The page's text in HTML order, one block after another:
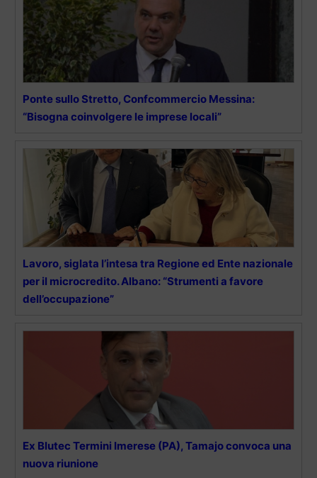
Ponte sullo Stretto, Confcommercio Messina:
“Bisogna coinvolgere le imprese locali”
Lavoro, siglata l’intesa tra Regione ed Ente nazionale
per il microcredito. Albano: “Strumenti a favore
dell’occupazione”
Ex Blutec Termini Imerese (PA), Tamajo convoca una
nuova riunione